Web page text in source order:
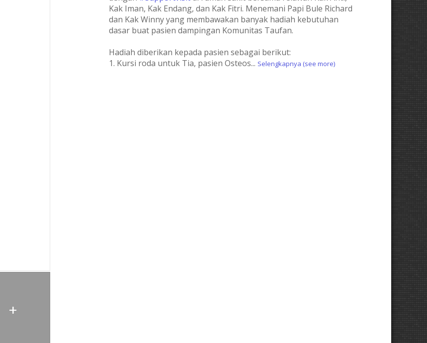
Kak Iman, Kak Endang, dan Kak Fitri. Menemani Papi Bule Richard
dan Kak Winny yang membawakan banyak hadiah kebutuhan
dasar buat pasien dampingan Komunitas Taufan.
Hadiah diberikan kepada pasien sebagai berikut:
1. Kursi roda untuk Tia, pasien Osteos... Selengkapnya (see more)
+